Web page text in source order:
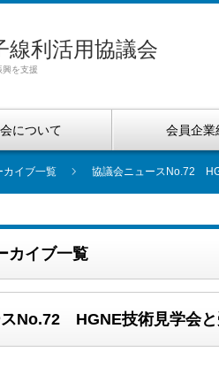
線利活用協議会
興を支援
について 会員企業
カイブ一覧 協議会ニュースNo.72
カイブ一覧
No.72 HGNE技術見学会